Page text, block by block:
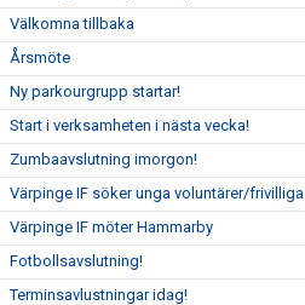
Välkomna tillbaka
Årsmöte
Ny parkourgrupp startar!
Start i verksamheten i nästa vecka!
Zumbaavslutning imorgon!
Värpinge IF söker unga voluntärer/frivilliga
Värpinge IF möter Hammarby
Fotbollsavslutning!
Terminsavlustningar idag!